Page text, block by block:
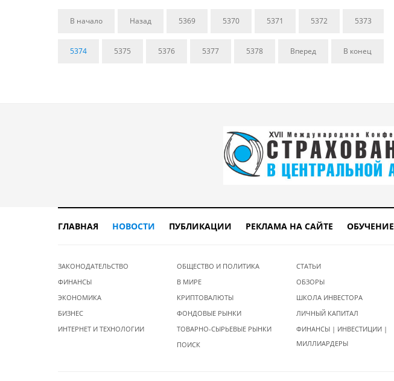
В начало Назад 5369 5370 5371 5372 5373
5374 5375 5376 5377 5378 Вперед В конец
ГЛАВНАЯ НОВОСТИ ПУБЛИКАЦИИ РЕКЛАМА НА САЙТЕ ОБУЧЕНИЕ
ЗАКОНОДАТЕЛЬСТВО
ФИНАНСЫ
ЭКОНОМИКА
БИЗНЕС
ИНТЕРНЕТ И ТЕХНОЛОГИИ
ОБЩЕСТВО И ПОЛИТИКА
В МИРЕ
КРИПТОВАЛЮТЫ
ФОНДОВЫЕ РЫНКИ
ТОВАРНО-СЫРЬЕВЫЕ РЫНКИ
ПОИСК
СТАТЬИ
ОБЗОРЫ
ШКОЛА ИНВЕСТОРА
ЛИЧНЫЙ КАПИТАЛ
ФИНАНСЫ | ИНВЕСТИЦИИ |
МИЛЛИАРДЕРЫ